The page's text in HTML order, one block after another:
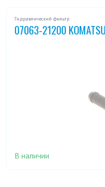
Гидравлический фильтр
07063-21200 KOMATSU
В наличии